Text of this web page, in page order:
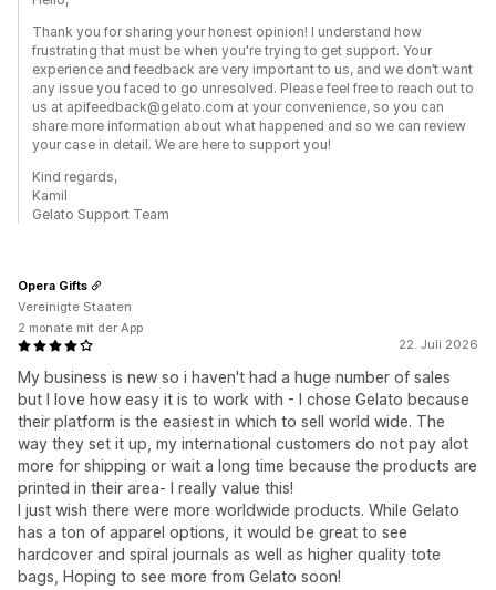
Thank you for sharing your honest opinion! I understand how
frustrating that must be when you're trying to get support. Your
experience and feedback are very important to us, and we don’t want
any issue you faced to go unresolved. Please feel free to reach out to
us at apifeedback@gelato.com at your convenience, so you can
share more information about what happened and so we can review
your case in detail. We are here to support you!
Kind regards,
Kamil
Gelato Support Team
22. Juli 2026
My business is new so i haven't had a huge number of sales
but I love how easy it is to work with - I chose Gelato because
their platform is the easiest in which to sell world wide. The
way they set it up, my international customers do not pay alot
more for shipping or wait a long time because the products are
printed in their area- I really value this!
I just wish there were more worldwide products. While Gelato
has a ton of apparel options, it would be great to see
hardcover and spiral journals as well as higher quality tote
bags, Hoping to see more from Gelato soon!
Opera Gifts
Vereinigte Staaten
2 monate mit der App